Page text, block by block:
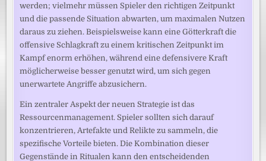
werden; vielmehr müssen Spieler den richtigen Zeitpunkt
und die passende Situation abwarten, um maximalen Nutzen
daraus zu ziehen. Beispielsweise kann eine Götterkraft die
offensive Schlagkraft zu einem kritischen Zeitpunkt im
Kampf enorm erhöhen, während eine defensivere Kraft
möglicherweise besser genutzt wird, um sich gegen
unerwartete Angriffe abzusichern.
Ein zentraler Aspekt der neuen Strategie ist das
Ressourcenmanagement. Spieler sollten sich darauf
konzentrieren, Artefakte und Relikte zu sammeln, die
spezifische Vorteile bieten. Die Kombination dieser
Gegenstände in Ritualen kann den entscheidenden